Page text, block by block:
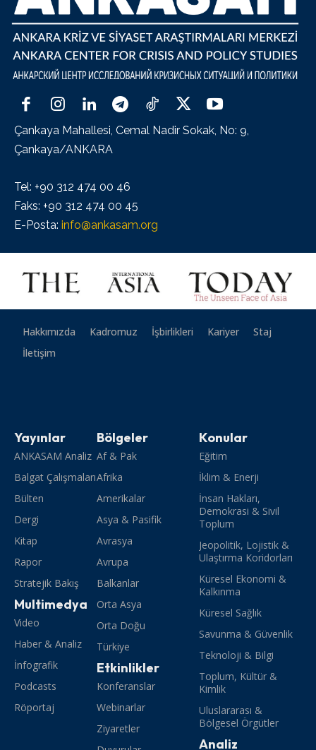
Çankaya Mahallesi, Cemal Nadir Sokak, No: 9,
Çankaya/ANKARA
Tel: +90 312 474 00 46
Faks: +90 312 474 00 45
E-Posta: info@ankasam.org
Hakkımızda Kadromuz İşbirlikleri Kariyer
Staj
İletişim
Yayınlar
ANKASAM Analiz
Balgat Çalışmaları
Bülten
Dergi
Kitap
Rapor
Stratejik Bakış
Multimedya
Video
Haber & Analiz
İnfografik
Podcasts
Röportaj
Bölgeler
Af & Pak
Afrika
Amerikalar
Asya & Pasifik
Avrasya
Avrupa
Balkanlar
Orta Asya
Orta Doğu
Türkiye
Etkinlikler
Konferanslar
Webinarlar
Ziyaretler
Konular
Eğitim
İklim & Enerji
İnsan Hakları,
Demokrasi & Sivil
Toplum
Jeopolitik, Lojistik &
Ulaştırma Koridorları
Küresel Ekonomi &
Kalkınma
Küresel Sağlık
Savunma & Güvenlik
Teknoloji & Bilgi
Toplum, Kültür &
Kimlik
Uluslararası &
Bölgesel Örgütler
Analiz